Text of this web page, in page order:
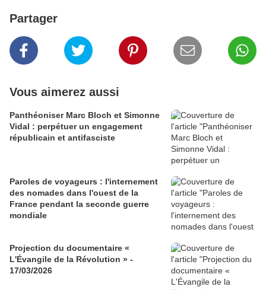
Partager
Vous aimerez aussi
Panthéoniser Marc Bloch et Simonne
Vidal : perpétuer un engagement
républicain et antifasciste
Paroles de voyageurs : l'internement
des nomades dans l'ouest de la
France pendant la seconde guerre
mondiale
Projection du documentaire «
L'Évangile de la Révolution » -
17/03/2026